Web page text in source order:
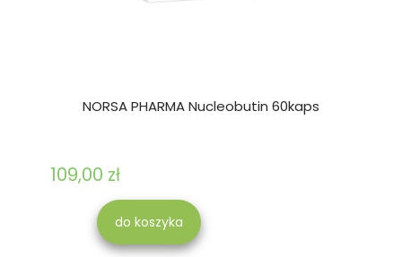
NORSA PHARMA Nucleobutin 60kaps
109,00 zł
do koszyka